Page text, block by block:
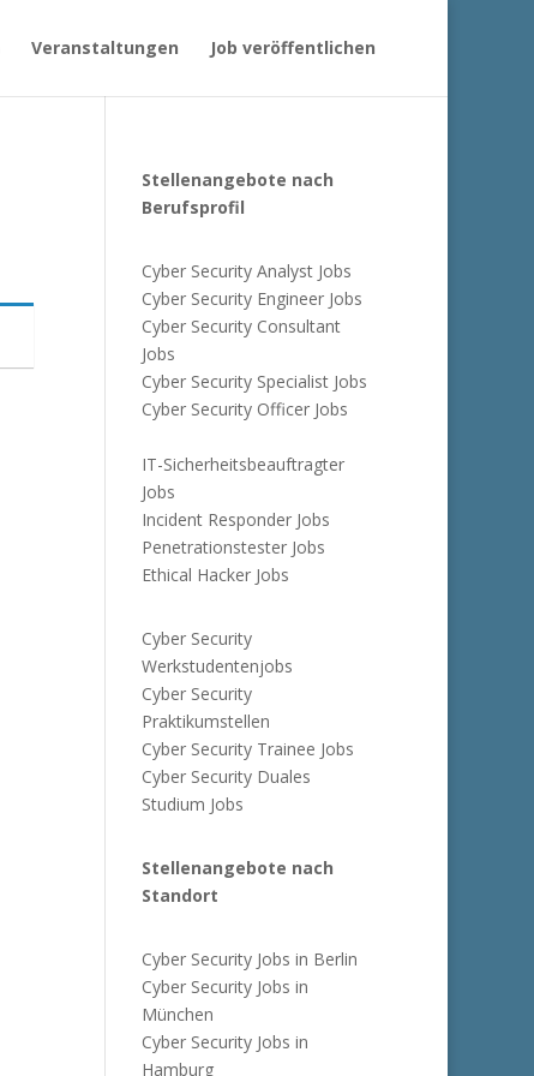
Veranstaltungen Job veröffentlichen
Stellenangebote nach
Berufsprofil
Cyber Security Analyst Jobs
Cyber Security Engineer Jobs
Cyber Security Consultant
Jobs
Cyber Security Specialist Jobs
Cyber Security Officer Jobs
IT-Sicherheitsbeauftragter
Jobs
Incident Responder Jobs
Penetrationstester Jobs
Ethical Hacker Jobs
Cyber Security
Werkstudentenjobs
Cyber Security
Praktikumstellen
Cyber Security Trainee Jobs
Cyber Security Duales
Studium Jobs
Stellenangebote nach
Standort
Cyber Security Jobs in Berlin
Cyber Security Jobs in
München
Cyber Security Jobs in
Hamburg